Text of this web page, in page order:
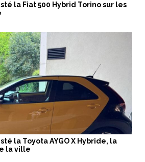
la Fiat 500 Hybrid Torino sur les
la Toyota AYGO X Hybride, la
la ville